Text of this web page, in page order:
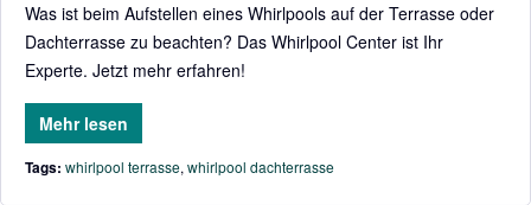
Was ist beim Aufstellen eines Whirlpools auf der Terrasse oder
Dachterrasse zu beachten? Das Whirlpool Center ist Ihr
Experte. Jetzt mehr erfahren!
Mehr lesen
Tags: whirlpool terrasse, whirlpool dachterrasse